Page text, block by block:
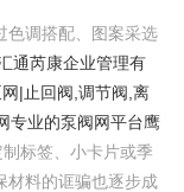
色调搭配、图案采选
通芮康企业管理有
|止回阀,调节阀,离
专业的泵阀网平台鹰
标签、小卡片或季
材料的诓骗也逐步成